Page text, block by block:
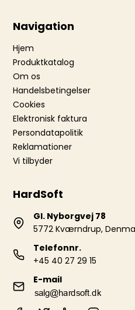
Navigation
Hjem
Produktkatalog
Om os
Handelsbetingelser
Cookies
Elektronisk faktura
Persondatapolitik
Reklamationer
Vi tilbyder
HardSoft
Gl. Nyborgvej 78
5772 Kværndrup,
Telefonnr.
+45 40 27 29 15
E-mail